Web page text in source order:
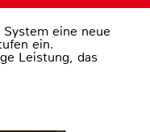
eine neue
ein.
Leistung, das